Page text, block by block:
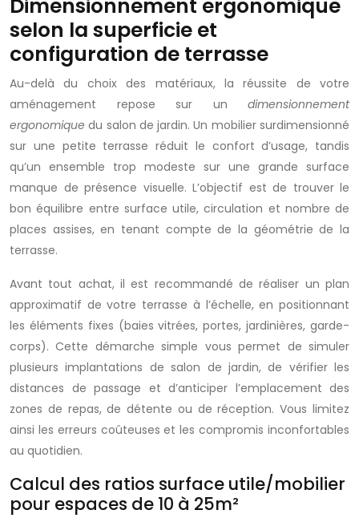
Dimensionnement ergonomique
selon la superficie et
configuration de terrasse
Au-delà du choix des matériaux, la réussite de votre
aménagement repose sur un dimensionnement
ergonomique du salon de jardin. Un mobilier surdimensionné
sur une petite terrasse réduit le confort d’usage, tandis
qu’un ensemble trop modeste sur une grande surface
manque de présence visuelle. L’objectif est de trouver le
bon équilibre entre surface utile, circulation et nombre de
places assises, en tenant compte de la géométrie de la
terrasse.
Avant tout achat, il est recommandé de réaliser un plan
approximatif de votre terrasse à l’échelle, en positionnant
les éléments fixes (baies vitrées, portes, jardinières, garde-
corps). Cette démarche simple vous permet de simuler
plusieurs implantations de salon de jardin, de vérifier les
distances de passage et d’anticiper l’emplacement des
zones de repas, de détente ou de réception. Vous limitez
ainsi les erreurs coûteuses et les compromis inconfortables
au quotidien.
Calcul des ratios surface utile/mobilier
pour espaces de 10 à 25m²